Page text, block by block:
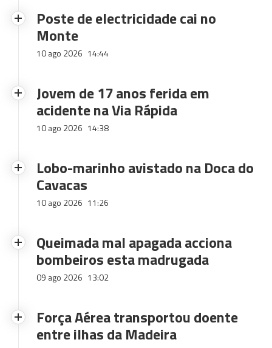
Poste de electricidade cai no
Monte
10 ago 2026 14:44
Jovem de 17 anos ferida em
acidente na Via Rápida
10 ago 2026 14:38
Lobo-marinho avistado na Doca do
Cavacas
10 ago 2026 11:26
Queimada mal apagada acciona
bombeiros esta madrugada
09 ago 2026 13:02
Força Aérea transportou doente
entre ilhas da Madeira